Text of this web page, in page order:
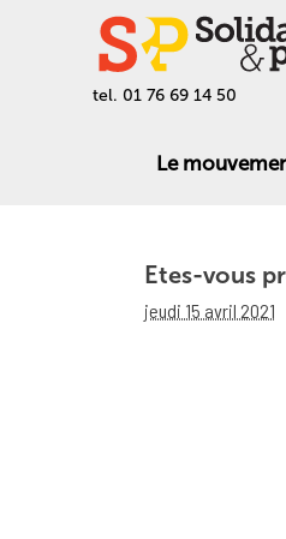
tel. 01 76 69 14 50
Le
Etes-vous
jeudi 15 avril 2021